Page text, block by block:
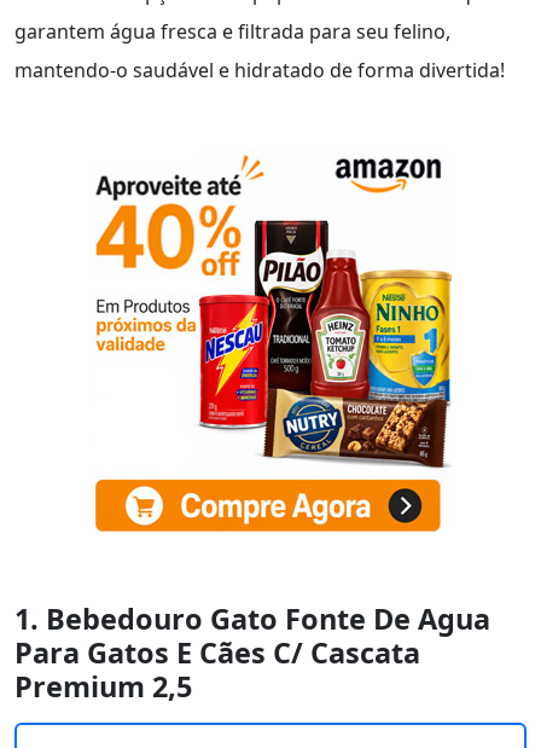
garantem água fresca e filtrada para seu felino,
mantendo-o saudável e hidratado de forma divertida!
1. Bebedouro Gato Fonte De Agua
Para Gatos E Cães C/ Cascata
Premium 2,5